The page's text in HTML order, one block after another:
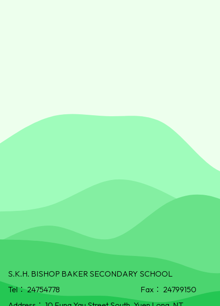
S.K.H. BISHOP BAKER SECONDARY SCHOOL
Tel：24754778 Fax： 24799150